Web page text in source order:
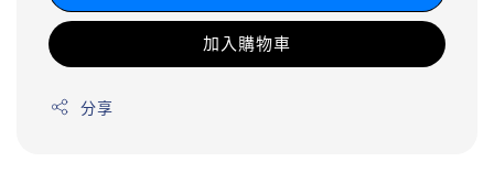
加入購物車
分享